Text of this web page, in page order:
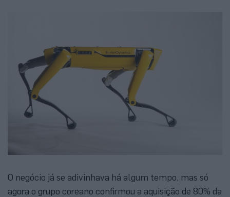
O negócio já se adivinhava há algum tempo, mas só
agora o grupo coreano confirmou a aquisição de 80% da